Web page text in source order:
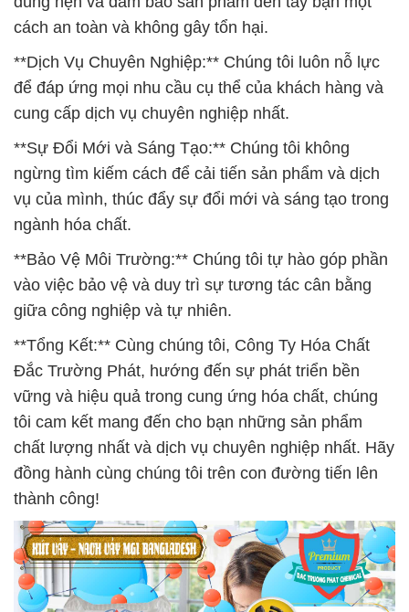
cách an toàn và không gây tổn hại.
**Dịch Vụ Chuyên Nghiệp:** Chúng tôi luôn nỗ lực
để đáp ứng mọi nhu cầu cụ thể của khách hàng và
cung cấp dịch vụ chuyên nghiệp nhất.
**Sự Đổi Mới và Sáng Tạo:** Chúng tôi không
ngừng tìm kiếm cách để cải tiến sản phẩm và dịch
vụ của mình, thúc đẩy sự đổi mới và sáng tạo trong
ngành hóa chất.
**Bảo Vệ Môi Trường:** Chúng tôi tự hào góp phần
vào việc bảo vệ và duy trì sự tương tác cân bằng
giữa công nghiệp và tự nhiên.
**Tổng Kết:** Cùng chúng tôi, Công Ty Hóa Chất
Đắc Trường Phát, hướng đến sự phát triển bền
vững và hiệu quả trong cung ứng hóa chất, chúng
tôi cam kết mang đến cho bạn những sản phẩm
chất lượng nhất và dịch vụ chuyên nghiệp nhất. Hãy
đồng hành cùng chúng tôi trên con đường tiến lên
thành công!